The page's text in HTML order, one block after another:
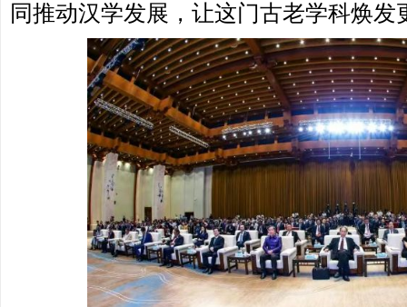
同推动汉学发展，让这门古老学科焕